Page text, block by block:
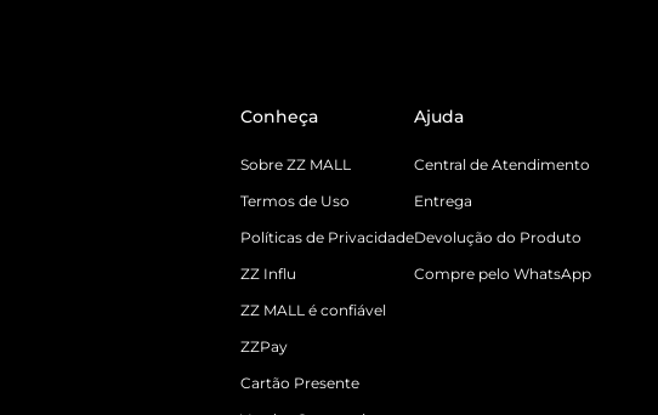
Conheça
Sobre ZZ MALL
Termos de Uso
Políticas de Privacidade
ZZ Influ
ZZ MALL é confiável
ZZPay
Cartão Presente
Ajuda
Central de Atendimento
Entrega
Devolução do Produto
Compre pelo WhatsApp